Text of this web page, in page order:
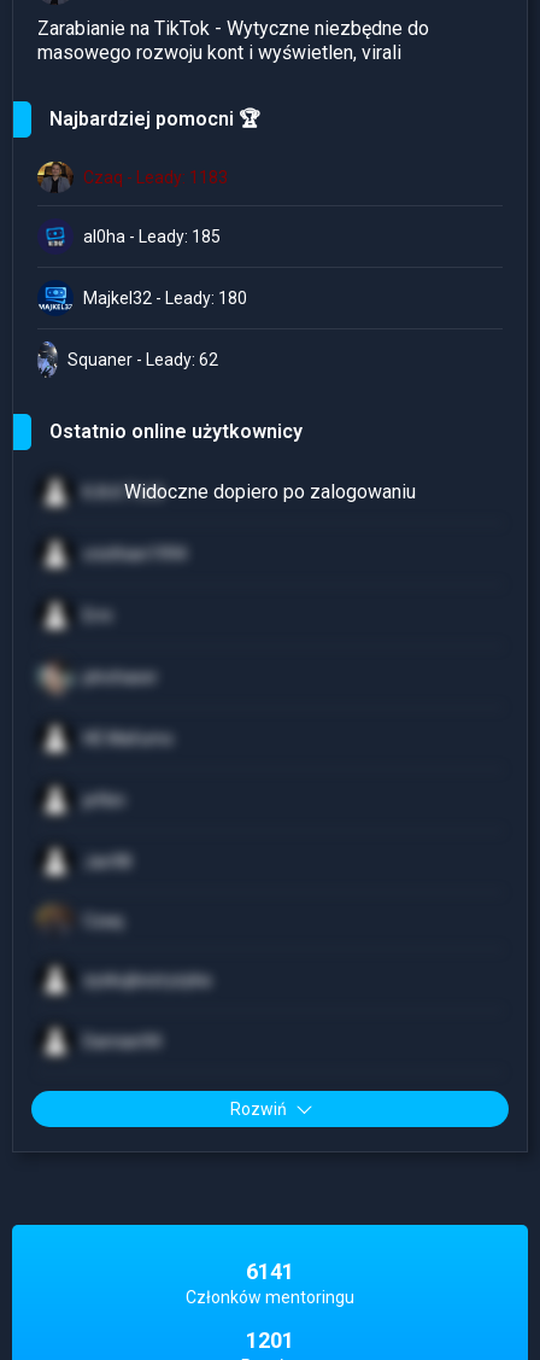
Zarabianie na TikTok - Wytyczne niezbędne do
masowego rozwoju kont i wyświetlen, virali
Najbardziej pomocni 🏆
Czaq - Leady: 1183
al0ha - Leady: 185
Majkel32 - Leady: 180
Squaner - Leady: 62
Ostatnio online użytkownicy
K.A.K.T.U.S
cristhian1994
plnchaser
HE Mafumo
jefkin
Jan98
Czaq
zyskujbezryzyka
Damian94
Rozwiń
6141
Członków mentoringu
1201